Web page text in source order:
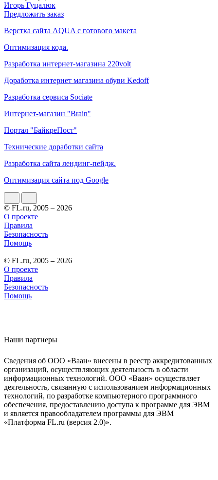
Игорь Гуцалюк
Предложить заказ
Верстка сайта AQUA с готового макета
Оптимизация кода.
Разработка интернет-магазина 220volt
Доработка интернет магазина обуви Kedoff
Разработка сервисa Sociate
Интернет-магазин "Brain"
Портал "БайкреПост"
Технические доработки сайта
Разработка сайта лендинг-пейдж.
Оптимизация сайта под Google
© FL.ru, 2005 – 2026
О проекте
Правила
Безопасность
Помощь
© FL.ru, 2005 – 2026
О проекте
Правила
Безопасность
Помощь
Наши партнеры
Сведения об ООО «Ваан» внесены в реестр аккредитованных
организаций, осуществляющих деятельность в области
информационных технологий. ООО «Ваан» осуществляет
деятельность, связанную с использованием информационных
технологий, по разработке компьютерного программного
обеспечения, предоставлению доступа к программе для ЭВМ
и является правообладателем программы для ЭВМ
«Платформа FL.ru (версия 2.0)».